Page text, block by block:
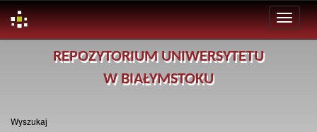
REPOZYTORIUM UNIWERSYTETU
W BIAŁYMSTOKU
Wyszukaj